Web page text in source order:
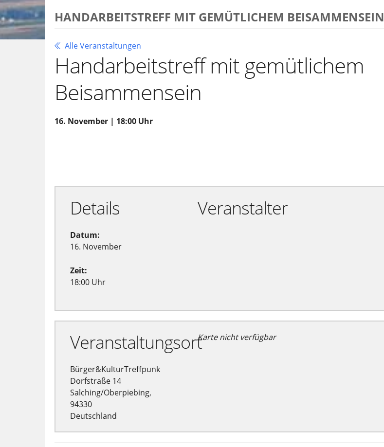
HANDARBEITSTREFF MIT GEMÜTLICHEM BEISAMMENSEIN
Alle Veranstaltungen
Handarbeitstreff mit gemütlichem
Beisammensein
16. November | 18:00 Uhr
Details
Datum:
16. November
Zeit:
18:00 Uhr
Veranstalter
Veranstaltungsort
Bürger&KulturTreffpunk
Dorfstraße 14
Salching/Oberpiebing,
94330
Deutschland
Karte nicht verfügbar